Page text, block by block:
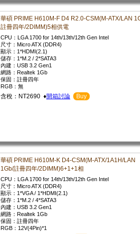
華碩 PRIME H610M-F D4 R2.0-CSM(M-ATX/LAN
註冊四年/2DIMM)5相供電
CPU：LGA 1700 for 14th/13th/12th Gen Intel
尺寸：Micro ATX (DDR4)
顯示：1*HDMI(2.1)
儲存：1*M.2 / 2*SATA3
內建：USB 3.2 Gen1
網路：Realtek 1Gb
保固：註冊四年
RGB：無
含稅：NT2690 ♦開箱討論 Buy
華碩 PRIME H610M-K D4-CSM(M-ATX/1A1H/LAN
1Gb/註冊四年/2DIMM)6+1+1相
CPU：LGA 1700 for 14th/13th/12th Gen Intel
尺寸：Micro ATX (DDR4)
顯示：1*VGA / 1*HDMI(2.1)
儲存：1*M.2 / 4*SATA3
內建：USB 3.2 Gen1
網路：Realtek 1Gb
保固：註冊四年
RGB：12V(4Pin)*1